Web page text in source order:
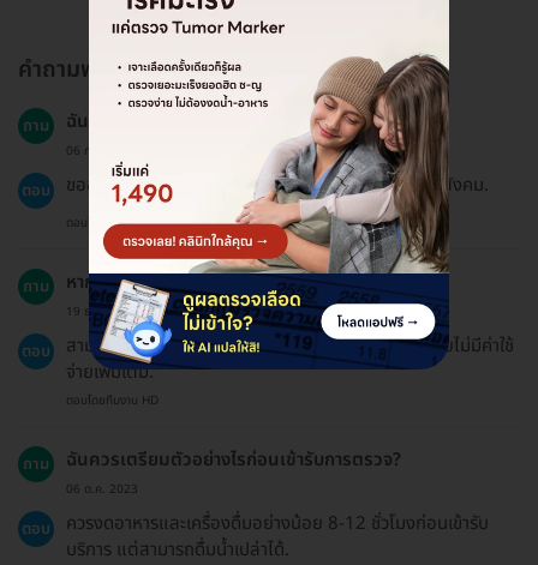
คำถามพบบ่อย
ถาม ฉันสามารถใช้ประกันสังคมได้หรือไม่?
06 ก.ย. 2024
ตอบ ขออภัย, แพ็กเกจบน HDmall ไม่ได้เข้าร่วมสิทธิประกันสังคม.
ตอบโดยทีมงาน HD
ถาม หากฉันต้องการขอใบรับรองแพทย์ จะต้องทำอย่างไร?
19 ธ.ค. 2024
ตอบ
สามารถแจ้งที่เคาน์เตอร์พยาบาลก่อนเข้ารับบริการได้โดยไม่มีค่าใช้
จ่ายเพิ่มเติม.
ตอบโดยทีมงาน HD
ถาม ฉันควรเตรียมตัวอย่างไรก่อนเข้ารับการตรวจ?
06 ต.ค. 2023
ตอบ
ควรงดอาหารและเครื่องดื่มอย่างน้อย 8-12 ชั่วโมงก่อนเข้ารับ
บริการ แต่สามารถดื่มน้ำเปล่าได้.